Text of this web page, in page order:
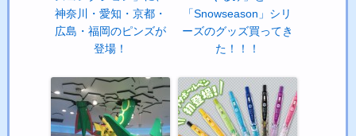
神奈川・愛知・京都・
広島・福岡のピンズが
登場！
「Snowseason」シリ
ーズのグッズ買ってき
た！！！